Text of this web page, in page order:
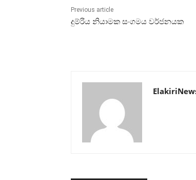
Previous article
දුම්රිය නියාමක සංගමය වර්ජනයක